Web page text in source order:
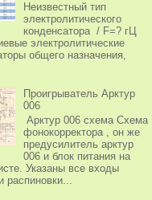
Неизвестный тип
электролитического
конденсатора / F=? гЦ
электролитические
общего назначения,
Проигрыватель Арктур
006
Арктур 006 схема Схема
фонокорректора , он же
предусилитель арктур
006 и блок питания на
Указаны все входы